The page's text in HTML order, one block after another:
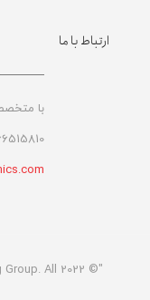
ارتباط با ما
با
Group. All